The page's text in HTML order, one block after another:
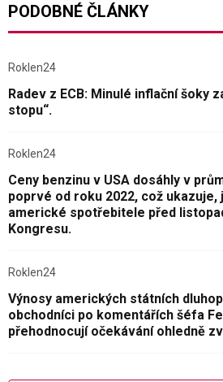
PODOBNÉ ČLÁNKY
Roklen24
Radev z ECB: Minulé inflační šoky
stopu“.
Roklen24
Ceny benzinu v USA dosáhly v
poprvé od roku 2022, což ukazuje,
americké spotřebitele před
Kongresu.
Roklen24
Výnosy amerických státních
obchodníci po komentářích šéfa
přehodnocují očekávání ohledně